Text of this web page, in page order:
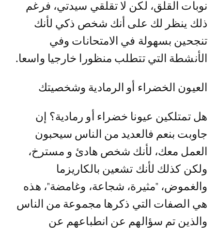
نوبات القلق، لكن لا تقلقي سيدتي، فرغم
ذلك ينظر لك على أنك شخص ذكي لأنك
تنجحين بسهولة في الامتحانات وفي
الأنشطة التي تتطلب منظورا خارجيا واسعا.
العيون الخضراء أو الرمادية وشخصيتك
هل تمتلكين عيونا خضراء أو رمادية؟ إن
جاوبت بنعم فالعديد من الناس سيحبون
العمل معك، لأنك شخص هادئ و مسترخ،
ولكن كذلك لأنك تشعين بالكاريزما
والغموض، "مثيرة، شجاعة، وغامضة"، هذه
هي الصفات التي ذكرها مجموعة من الناس
والذين تم سؤالهم عن انطباعهم عن